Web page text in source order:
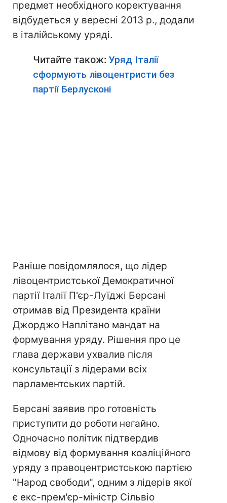
предмет необхідного коректування
відбудеться у вересні 2013 р., додали
в італійському уряді.
Читайте також: Уряд Італії
сформують лівоцентристи без
партії Берлусконі
Раніше повідомлялося, що лідер
лівоцентристської Демократичної
партії Італії П'єр-Луїджі Берсані
отримав від Президента країни
Джорджо Наплітано мандат на
формування уряду. Рішення про це
глава держави ухвалив після
консультації з лідерами всіх
парламентських партій.
Берсані заявив про готовність
приступити до роботи негайно.
Одночасно політик підтвердив
відмову від формування коаліційного
уряду з правоцентристською партією
"Народ свободи", одним з лідерів якої
є екс-прем'єр-міністр Сільвіо